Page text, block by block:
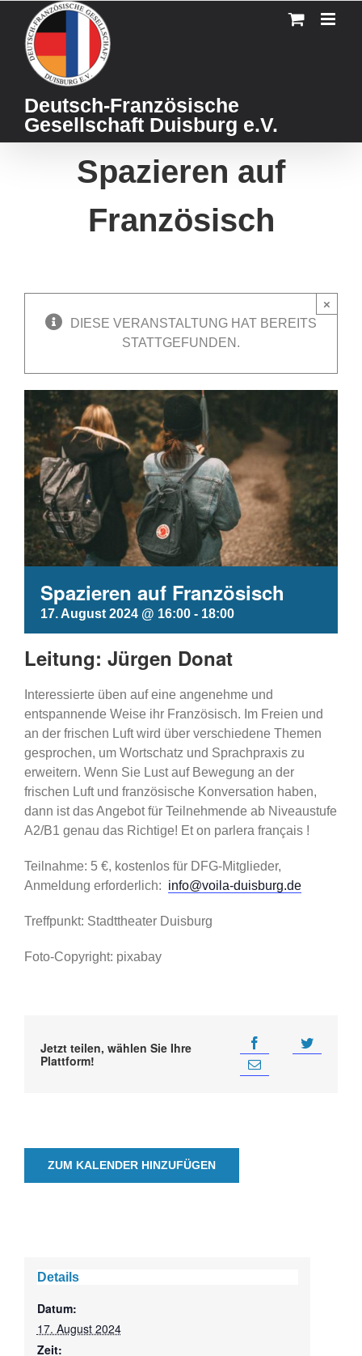
content
Deutsch-Französische
Gesellschaft Duisburg e.V.
Spazieren auf
Französisch
DIESE VERANSTALTUNG HAT BEREITS
STATTGEFUNDEN.
×
Spazieren auf Französisch
17. August 2024 @ 16:00 - 18:00
Leitung: Jürgen Donat
Interessierte üben auf eine angenehme und
entspannende Weise ihr Französisch. Im Freien und
an der frischen Luft wird über verschiedene Themen
gesprochen, um Wortschatz und Sprachpraxis zu
erweitern. Wenn Sie Lust auf Bewegung an der
frischen Luft und französische Konversation haben,
dann ist das Angebot für Teilnehmende ab Niveaustufe
A2/B1 genau das Richtige! Et on parlera français !
Teilnahme: 5 €, kostenlos für DFG-Mitglieder,
Anmeldung erforderlich: info@voila-duisburg.de
Treffpunkt: Stadttheater Duisburg
Foto-Copyright: pixabay
Jetzt teilen, wählen Sie Ihre
Plattform!
ZUM KALENDER HINZUFÜGEN
Details
Datum:
17. August 2024
Zeit: